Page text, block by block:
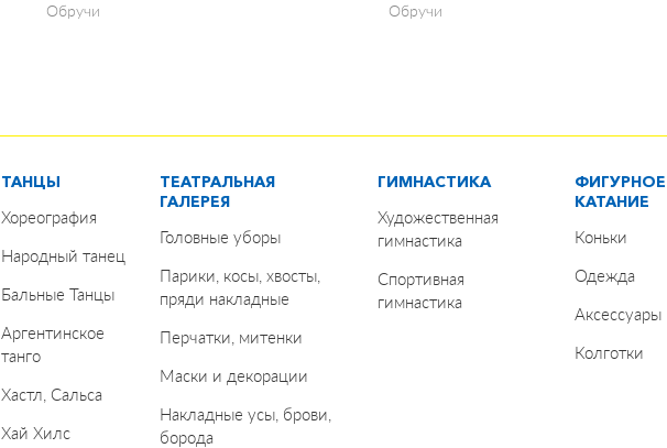
Обручи
КУПИТЬ
Обручи
КУПИТЬ
ТАНЦЫ
Хореография
Народный танец
Бальные Танцы
Аргентинское
танго
Хастл, Сальса
Хай Хилс
ТЕАТРАЛЬНАЯ
ГАЛЕРЕЯ
Головные уборы
Парики, косы, хвосты,
пряди накладные
Перчатки, митенки
Маски и декорации
Накладные усы, брови,
борода
ГИМНАСТИКА
Художественная
гимнастика
Спортивная
гимнастика
ФИГУРНОЕ
КАТАНИЕ
Коньки
Одежда
Аксессуары
Колготки